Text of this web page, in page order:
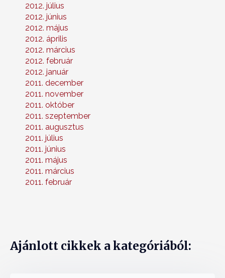
2012. július
2012. június
2012. május
2012. április
2012. március
2012. február
2012. január
2011. december
2011. november
2011. október
2011. szeptember
2011. augusztus
2011. július
2011. június
2011. május
2011. március
2011. február
Ajánlott cikkek a kategóriából: